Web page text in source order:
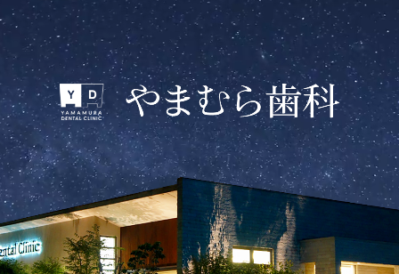
予防歯科
自費料金表
求人案内
ご予約
サイトマップ
お問合せフォーム